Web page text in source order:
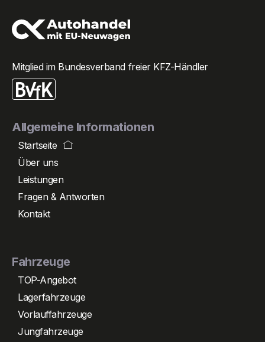
Mitglied im Bundesverband freier KFZ-Händler
Allgemeine Informationen
Startseite
Über uns
Leistungen
Fragen & Antworten
Kontakt
Fahrzeuge
TOP-Angebot
Lagerfahrzeuge
Vorlauffahrzeuge
Jungfahrzeuge